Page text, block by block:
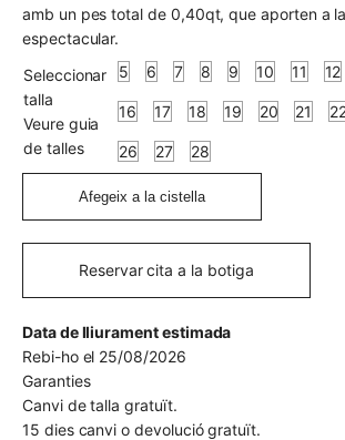
amb un pes total de 0,40qt, que aporten a
espectacular.
Seleccionar
talla
Veure guia
de talles
5 6 7 8 9 10 11 12
16 17 18 19 20 21
26 27 28
Afegeix a la cistella
Reservar cita a la botiga
Data de lliurament estimada
Rebi-ho el 25/08/2026
Garanties
Canvi de talla gratuït.
15 dies canvi o devolució gratuït.